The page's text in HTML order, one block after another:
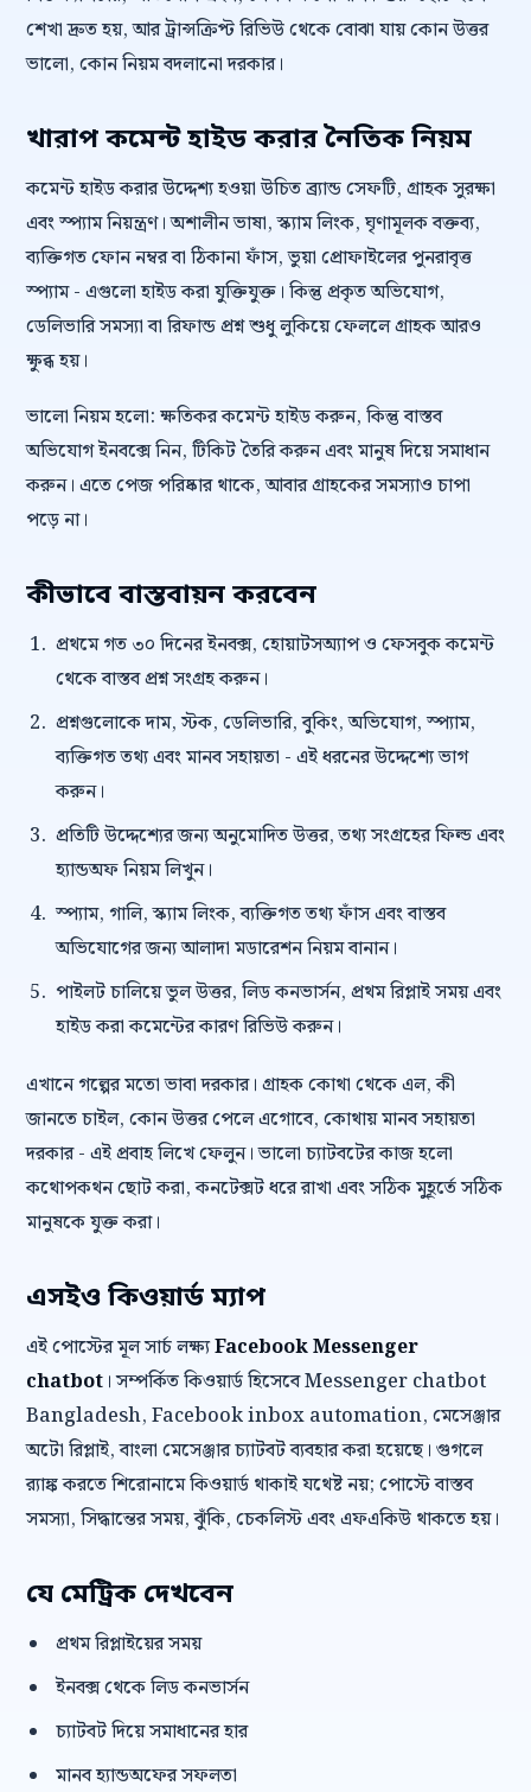
শেখা দ্রুত হয়, আর ট্রান্সক্রিপ্ট রিভিউ থেকে বোঝা যায় কোন উত্তর
ভালো, কোন নিয়ম বদলানো দরকার।
খারাপ কমেন্ট হাইড করার নৈতিক নিয়ম
কমেন্ট হাইড করার উদ্দেশ্য হওয়া উচিত ব্র্যান্ড সেফটি, গ্রাহক সুরক্ষা
এবং স্প্যাম নিয়ন্ত্রণ। অশালীন ভাষা, স্ক্যাম লিংক, ঘৃণামূলক বক্তব্য,
ব্যক্তিগত ফোন নম্বর বা ঠিকানা ফাঁস, ভুয়া প্রোফাইলের পুনরাবৃত্ত
স্প্যাম - এগুলো হাইড করা যুক্তিযুক্ত। কিন্তু প্রকৃত অভিযোগ,
ডেলিভারি সমস্যা বা রিফান্ড প্রশ্ন শুধু লুকিয়ে ফেললে গ্রাহক আরও
ক্ষুব্ধ হয়।
ভালো নিয়ম হলো: ক্ষতিকর কমেন্ট হাইড করুন, কিন্তু বাস্তব
অভিযোগ ইনবক্সে নিন, টিকিট তৈরি করুন এবং মানুষ দিয়ে সমাধান
করুন। এতে পেজ পরিষ্কার থাকে, আবার গ্রাহকের সমস্যাও চাপা
পড়ে না।
কীভাবে বাস্তবায়ন করবেন
প্রথমে গত ৩০ দিনের ইনবক্স, হোয়াটসঅ্যাপ ও ফেসবুক কমেন্ট
থেকে বাস্তব প্রশ্ন সংগ্রহ করুন।
প্রশ্নগুলোকে দাম, স্টক, ডেলিভারি, বুকিং, অভিযোগ, স্প্যাম,
ব্যক্তিগত তথ্য এবং মানব সহায়তা - এই ধরনের উদ্দেশ্যে ভাগ
করুন।
প্রতিটি উদ্দেশ্যের জন্য অনুমোদিত উত্তর, তথ্য সংগ্রহের ফিল্ড এবং
হ্যান্ডঅফ নিয়ম লিখুন।
স্প্যাম, গালি, স্ক্যাম লিংক, ব্যক্তিগত তথ্য ফাঁস এবং বাস্তব
অভিযোগের জন্য আলাদা মডারেশন নিয়ম বানান।
পাইলট চালিয়ে ভুল উত্তর, লিড কনভার্সন, প্রথম রিপ্লাই সময় এবং
হাইড করা কমেন্টের কারণ রিভিউ করুন।
এখানে গল্পের মতো ভাবা দরকার। গ্রাহক কোথা থেকে এল, কী
জানতে চাইল, কোন উত্তর পেলে এগোবে, কোথায় মানব সহায়তা
দরকার - এই প্রবাহ লিখে ফেলুন। ভালো চ্যাটবটের কাজ হলো
কথোপকথন ছোট করা, কনটেক্সট ধরে রাখা এবং সঠিক মুহূর্তে সঠিক
মানুষকে যুক্ত করা।
এসইও কিওয়ার্ড ম্যাপ
এই পোস্টের মূল সার্চ লক্ষ্যFacebook Messenger
chatbot । সম্পর্কিত কিওয়ার্ড হিসেবে Messenger chatbot
Bangladesh, Facebook inbox automation, মেসেঞ্জার
অটো রিপ্লাই, বাংলা মেসেঞ্জার চ্যাটবট ব্যবহার করা হয়েছে। গুগলে
র‍্যাঙ্ক করতে শিরোনামে কিওয়ার্ড থাকাই যথেষ্ট নয়; পোস্টে বাস্তব
সমস্যা, সিদ্ধান্তের সময়, ঝুঁকি, চেকলিস্ট এবং এফএকিউ থাকতে হয়।
যে মেট্রিক দেখবেন
প্রথম রিপ্লাইয়ের সময়
ইনবক্স থেকে লিড কনভার্সন
চ্যাটবট দিয়ে সমাধানের হার
মানব হ্যান্ডঅফের সফলতা